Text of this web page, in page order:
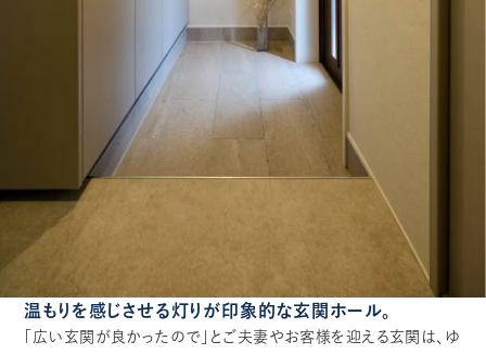
温もりを感じさせる灯りが印象的な玄関ホール。
「広い玄関が良かったので」とご夫妻やお客様を迎える玄関は、ゆ